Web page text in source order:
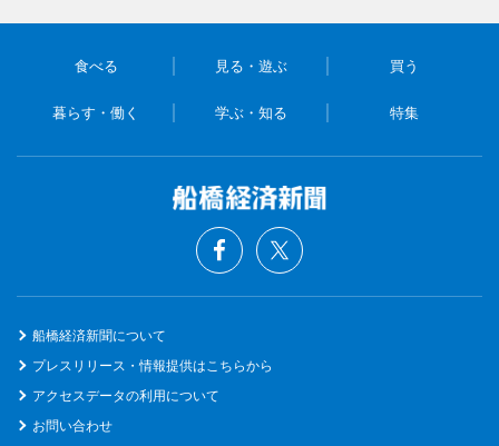
食べる 見る・遊ぶ 買う
暮らす・働く 学ぶ・知る 特集
船橋経済新聞について
プレスリリース・情報提供はこちらから
アクセスデータの利用について
お問い合わせ